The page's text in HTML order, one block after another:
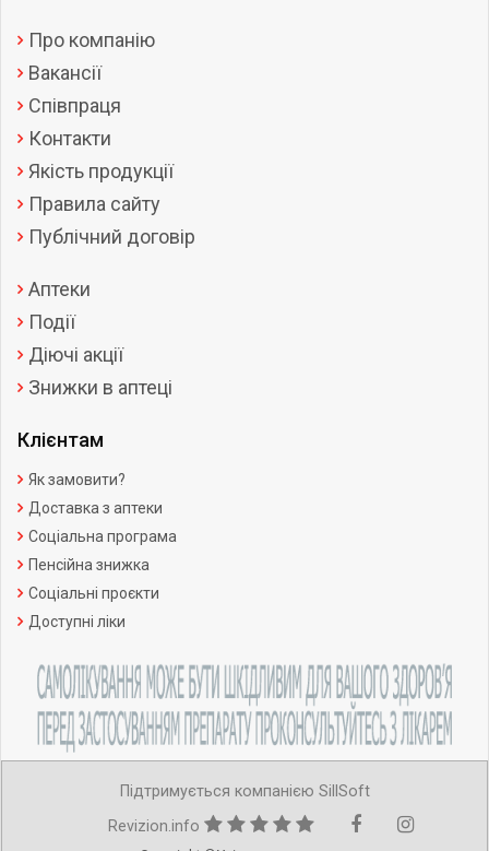
Про компанію
Вакансії
Співпраця
Контакти
Якість продукції
Правила сайту
Публічний договір
Аптеки
Події
Діючі акції
Знижки в аптеці
Клієнтам
Як замовити?
Доставка з аптеки
Соціальна програма
Пенсійна знижка
Соціальні проєкти
Доступні ліки
Підтримується компанією SillSoft
Revizion.info